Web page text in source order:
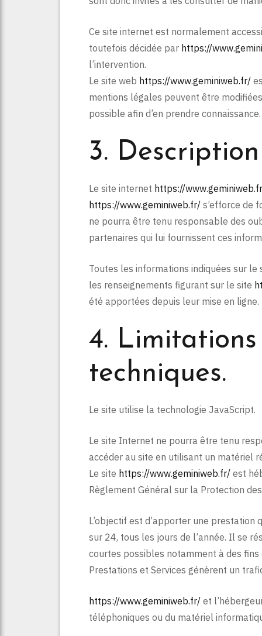
Ce site internet est normalement
toutefois décidée par https://
l’intervention.
Le site web https://www.geminiweb.fr/
mentions légales peuvent être
possible afin d’en prendre connaissance.
3.
Le site internet https://
https://www.geminiweb.fr/ s’efforce de
ne pourra être tenu responsable des
partenaires qui lui fournissent ces
Toutes les informations indiquées sur le
les renseignements figurant sur le site
été apportées depuis leur mise en ligne.
4.
techniques.
Le site utilise la technologie JavaScript.
Le site Internet ne pourra être tenu
accéder au site en utilisant un matériel
Le site https://www.geminiweb.fr/ est
Règlement Général sur la Protection
L’objectif est d’apporter une prestation
sur 24, tous les jours de l’année. Il se
courtes possibles notamment à des
Prestations et Services génèrent un
https://www.geminiweb.fr/ et
téléphoniques ou du matériel